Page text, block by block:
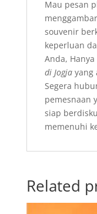
Mau pesan
souvenir
keperluan
Anda, Hanya
di Jogjayang
Segera
pemesnaan
siap
memenuhi
Related